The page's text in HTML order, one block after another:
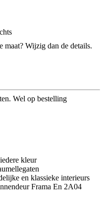
maat? Wijzig dan de details.
Wel op bestelling
kleur
en klassieke interieurs
Frama En 2A04